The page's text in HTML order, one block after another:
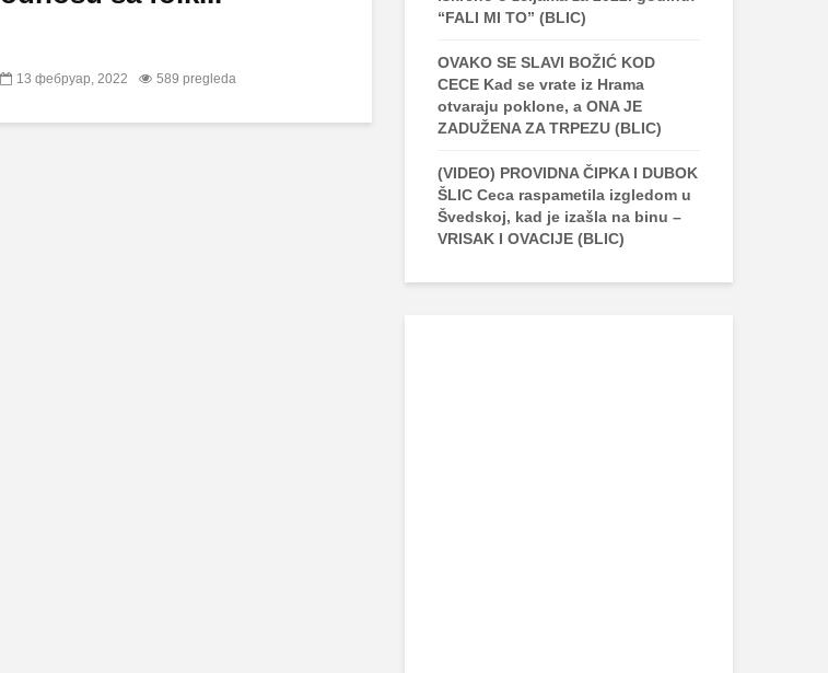
13 фебруар, 2022 589 pregleda
“FALI MI TO” (BLIC)
OVAKO SE SLAVI BOŽIĆ KOD
CECE Kad se vrate iz Hrama
otvaraju poklone, a ONA JE
ZADUŽENA ZA TRPEZU (BLIC)
(VIDEO) PROVIDNA ČIPKA I DUBOK
ŠLIC Ceca raspametila izgledom u
Švedskoj, kad je izašla na binu –
VRISAK I OVACIJE (BLIC)